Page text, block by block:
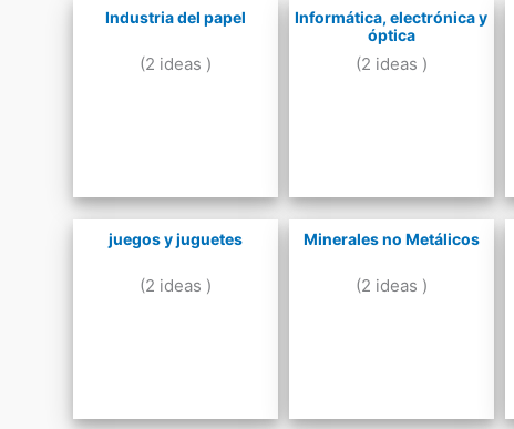
Industria del papel
(2 ideas )
Informática, electrónica y
óptica
(2 ideas )
juegos y juguetes
(2 ideas )
Minerales no Metálicos
(2 ideas )